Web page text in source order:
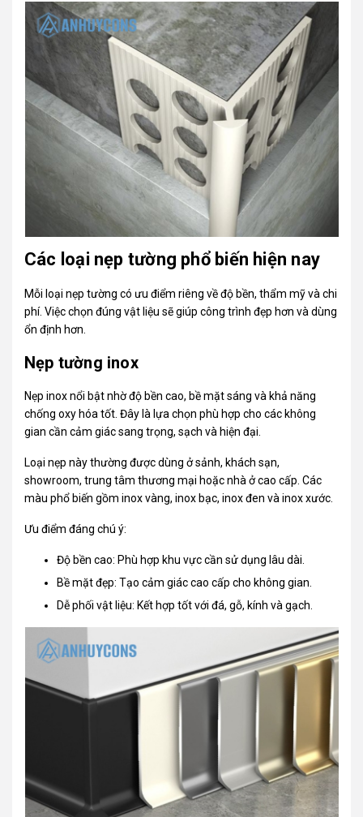
Các loại nẹp tường phổ biến hiện nay
Mỗi loại nẹp tường có ưu điểm riêng về độ bền, thẩm mỹ và chi
phí. Việc chọn đúng vật liệu sẽ giúp công trình đẹp hơn và dùng
ổn định hơn.
Nẹp tường inox
Nẹp inox nổi bật nhờ độ bền cao, bề mặt sáng và khả năng
chống oxy hóa tốt. Đây là lựa chọn phù hợp cho các không
gian cần cảm giác sang trọng, sạch và hiện đại.
Loại nẹp này thường được dùng ở sảnh,khách sạn,
showroom, trung tâm thương mại hoặc nhà ở cao cấp. Các
màu phổ biến gồm inox vàng, inox bạc, inox đen và inox xước.
Ưu điểm đáng chú ý:
Độ bền cao: Phù hợp khu vực cần sử dụng lâu dài.
Bề mặt đẹp: Tạo cảm giác cao cấp cho không gian.
Dễ phối vật liệu: Kết hợp tốt với đá, gỗ, kính và gạch.